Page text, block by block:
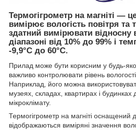
Термогігрометр на магніті — це
вимірює вологість повітря та
здатний вимірювати відносну
діапазоні від 10% до 99% і
-9,9°C до 60°C.
Прилад може бути корисним у будь-
важливо контролювати рівень
Наприклад, його можна
музеях, складах, квартирах і будинках
мікроклімату.
Термогігрометр на магніті
відображаються виміряні значення